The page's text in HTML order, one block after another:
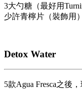
3大勺糖（最好用
少許青檸片（裝飾用
Detox Water
5款Agua Fresca之後